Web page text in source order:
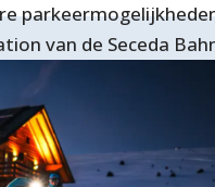
van de Seceda